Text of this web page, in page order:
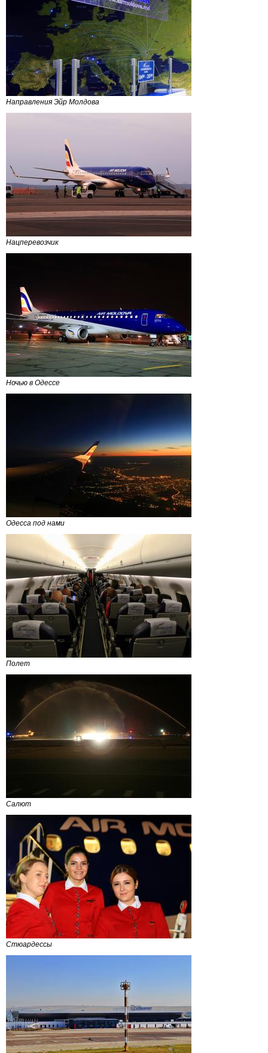
Направления Эйр Молдова
Нацперевозчик
Ночью в Одессе
Одесса под нами
Полет
Салют
Стюардессы